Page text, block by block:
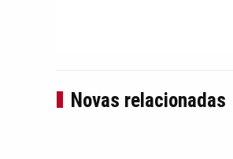
Novas relacionadas